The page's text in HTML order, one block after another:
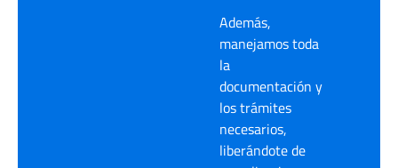
Además,
manejamos toda
la
documentación y
los trámites
necesarios,
liberándote de